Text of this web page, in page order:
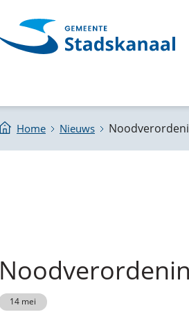
Home Nieuws
14 mei